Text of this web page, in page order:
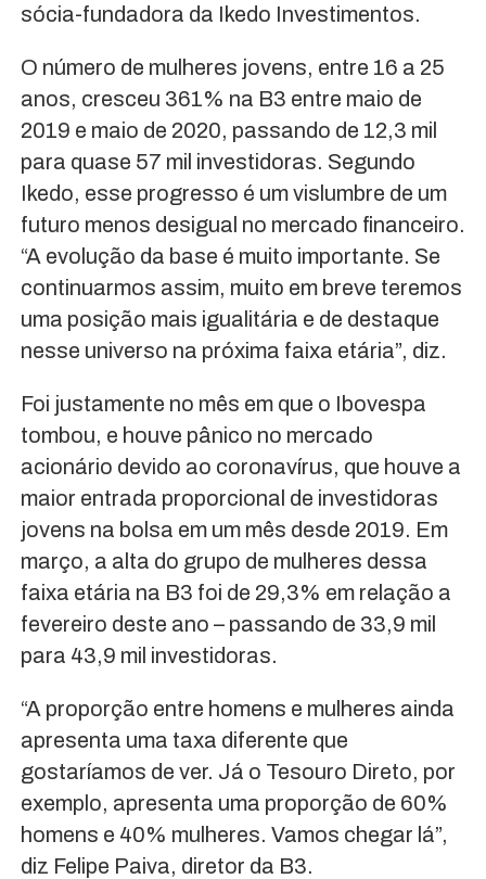
sócia-fundadora da Ikedo Investimentos.
O número de mulheres jovens, entre 16 a 25
anos, cresceu 361% na B3 entre maio de
2019 e maio de 2020, passando de 12,3 mil
para quase 57 mil investidoras. Segundo
Ikedo, esse progresso é um vislumbre de um
futuro menos desigual no mercado financeiro.
“A evolução da base é muito importante. Se
continuarmos assim, muito em breve teremos
uma posição mais igualitária e de destaque
nesse universo na próxima faixa etária”, diz.
Foi justamente no mês em que o Ibovespa
tombou, e houve pânico no mercado
acionário devido ao coronavírus, que houve a
maior entrada proporcional de investidoras
jovens na bolsa em um mês desde 2019. Em
março, a alta do grupo de mulheres dessa
faixa etária na B3 foi de 29,3% em relação a
fevereiro deste ano – passando de 33,9 mil
para 43,9 mil investidoras.
“A proporção entre homens e mulheres ainda
apresenta uma taxa diferente que
gostaríamos de ver. Já o Tesouro Direto, por
exemplo, apresenta uma proporção de 60%
homens e 40% mulheres. Vamos chegar lá”,
diz Felipe Paiva, diretor da B3.